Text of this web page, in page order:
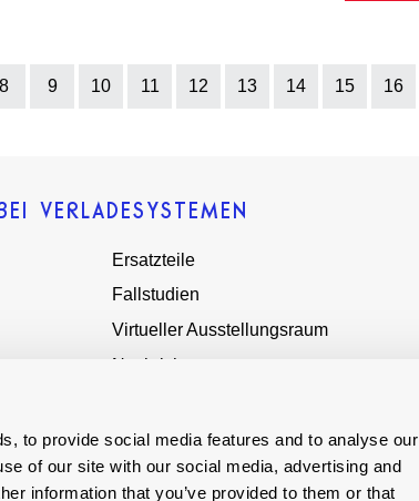
to provide social media features and to analyse our
of our site with our social media, advertising and
information that you’ve provided to them or that
8 9 10 11 12 13 14 15 16
VERLADESYSTEMEN
Ersatzteile
Fallstudien
Virtueller Ausstellungsraum
Nachrichten
Terms - Conditions
Moderne Sklaverei